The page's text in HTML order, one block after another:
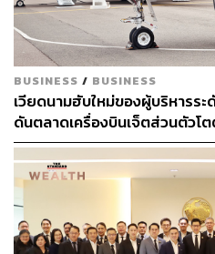
BUSINESS / BUSINESS
เวียดนามฮับใหม่ของผู้บริหารระ
ดันตลาดเครื่องบินเจ็ตส่วนตัวโ